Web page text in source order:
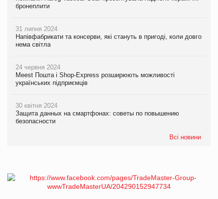
бронеплити
31 липня 2024
Напівфабрикати та консерви, які стануть в пригоді, коли довго
нема світла
24 червня 2024
Meest Пошта і Shop-Express розширюють можливості
українських підприємців
30 квітня 2024
Защита данных на смартфонах: советы по повышению
безопасности
Всі новини